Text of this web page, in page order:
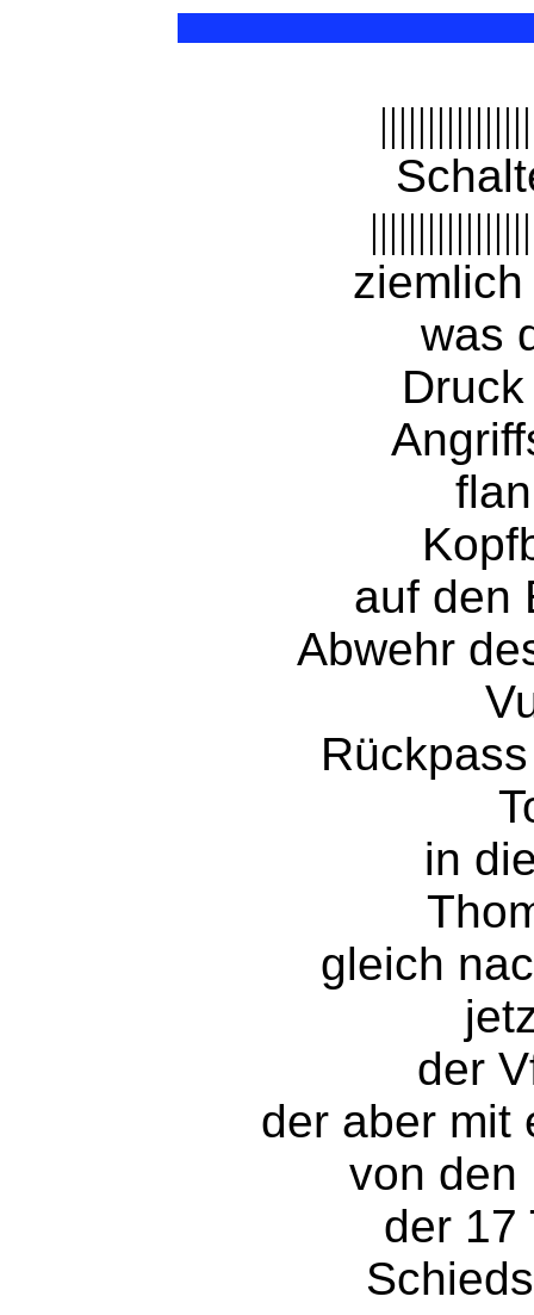
was
auf den
Abwehr
in
gleich
der
der aber mit
von den
der 17